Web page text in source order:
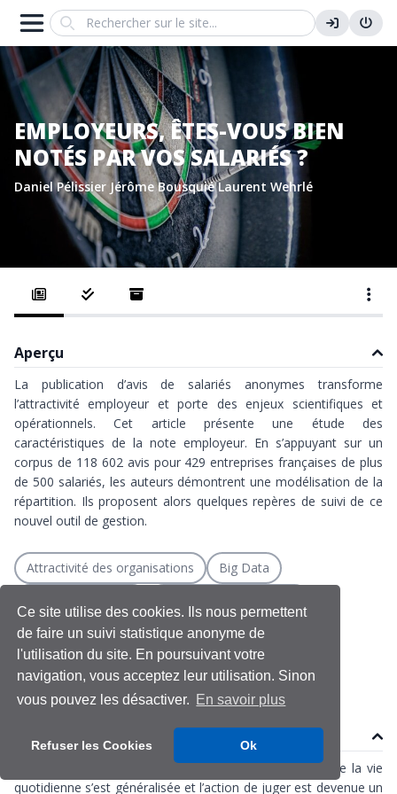
Ce site utilise des cookies. Ils nous permettent
de faire un suivi statistique anonyme de
l'utilisation du site. En poursuivant votre
navigation, vous acceptez leur utilisation. Sinon
vous pouvez les désactiver. En savoir plus
Refuser les Cookies Ok
Search
EMPLOYEURS, ÊTES-VOUS BIEN
NOTÉS PAR VOS SALARIÉS ?
Daniel Pélissier Jérôme BousquiéLaurent Wehrlé
Aperçu
La publication d’avis de salariés anonymes transforme
l’attractivité employeur et porte des enjeux scientifiques et
opérationnels. Cet article présente une étude des
caractéristiques de la note employeur. En s’appuyant sur un
corpus de 118 602 avis pour 429 entreprises françaises de plus
de 500 salariés, les auteurs démontrent une modélisation de la
répartition. Ils proposent alors quelques repères de suivi de ce
nouvel outil de gestion.
Attractivité des organisations
Big Data
Notes employeurs
Plateformes d'avis
Répartition des avis
Contenu
La tendance à l’évaluation de nombreuses situations de la vie
quotidienne s’est généralisée et l’action de juger est devenue un